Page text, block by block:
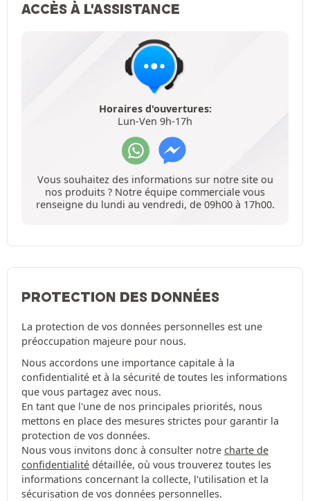
ACCÈS À L'ASSISTANCE
Horaires d'ouvertures:
Lun-Ven 9h-17h
Vous souhaitez des informations sur notre site ou
nos produits ? Notre équipe commerciale vous
renseigne du lundi au vendredi, de 09h00 à 17h00.
PROTECTION DES DONNÉES
La protection de vos données personnelles est une
préoccupation majeure pour nous.
Nous accordons une importance capitale à la
confidentialité et à la sécurité de toutes les informations
que vous partagez avec nous.
En tant que l'une de nos principales priorités, nous
mettons en place des mesures strictes pour garantir la
protection de vos données.
Nous vous invitons donc à consulter notre charte de
confidentialité détaillée, où vous trouverez toutes les
informations concernant la collecte, l'utilisation et la
sécurisation de vos données personnelles.